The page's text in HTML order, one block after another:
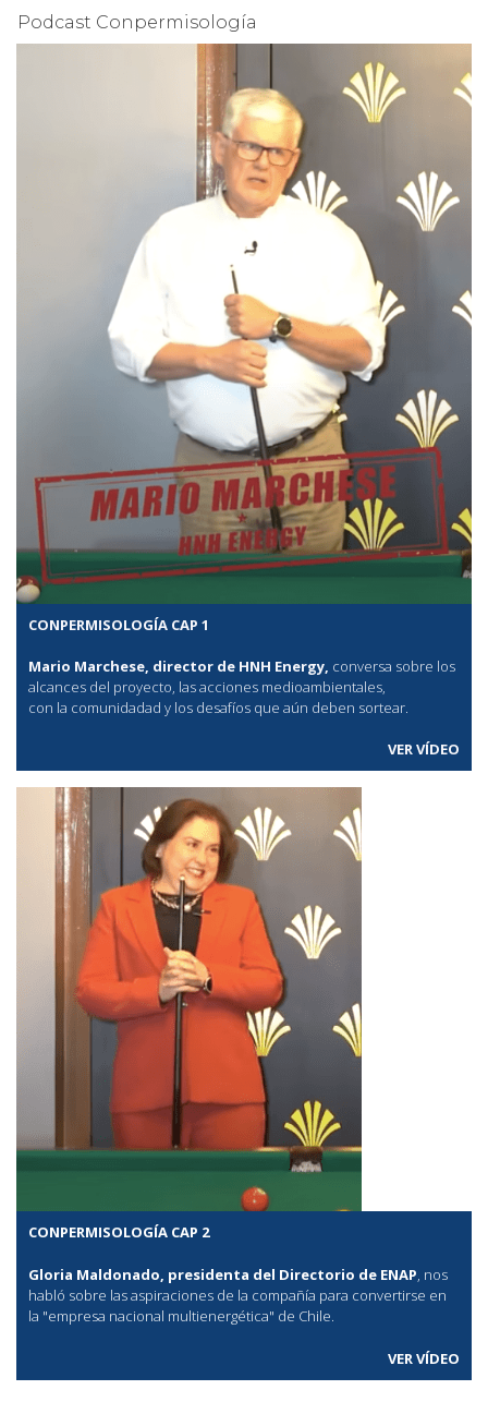
Podcast Conpermisología
CONPERMISOLOGÍA CAP 1
Mario Marchese, director de HNH Energy, conversa sobre los
alcances del proyecto, las acciones medioambientales,
con la comunidadad y los desafíos que aún deben sortear.
VER VÍDEO
CONPERMISOLOGÍA CAP 2
Gloria Maldonado, presidenta del Directorio de ENAP, nos
habló sobre las aspiraciones de la compañía para convertirse en
la "empresa nacional multienergética" de Chile.
VER VÍDEO